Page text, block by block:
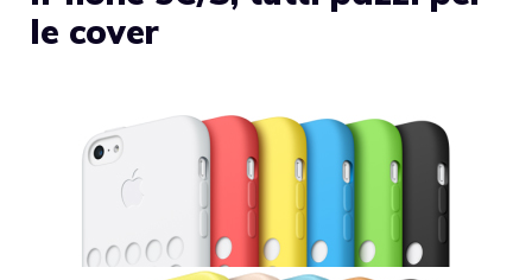
le cover